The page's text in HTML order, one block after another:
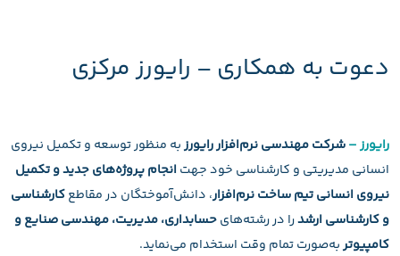
دعوت به همکاری – رایورز مرکزی
رایورز –شرکت مهندسی نرم‌افزار رایورزبه منظور توسعه و تکمیل نیروی
انسانی مدیریتی و کارشناسی خود جهت انجام پروژه‌‌های جدید و تکمیل
نیروی انسانی تیم ساخت نرم‌افزار، دانش‌آموختگان در مقاطعکارشناسی
و کارشناسی ارشدرا در رشته‌‌هایحسابداری، مدیریت، مهندسی صنایع و
کامپیوتربه‌صورت تمام وقت استخدام می‌نماید.